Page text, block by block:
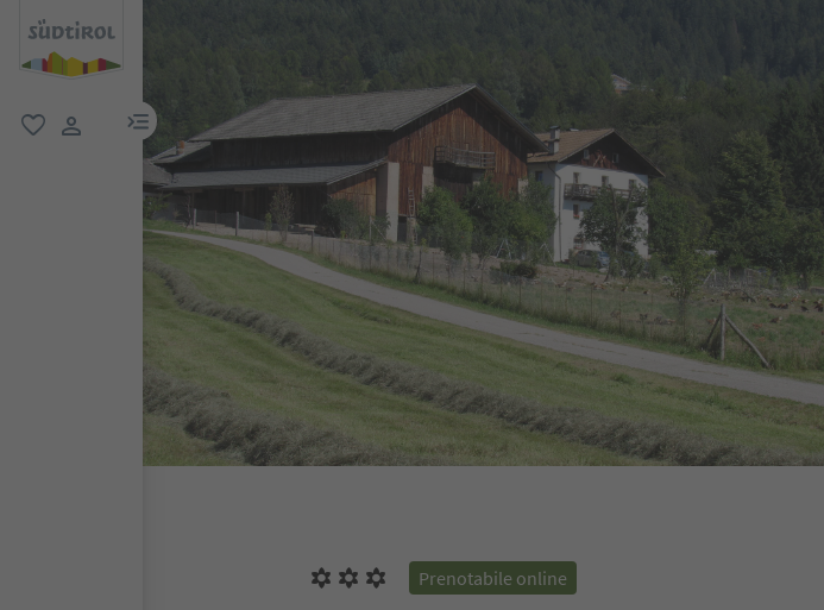
menu link
Prenotabile online